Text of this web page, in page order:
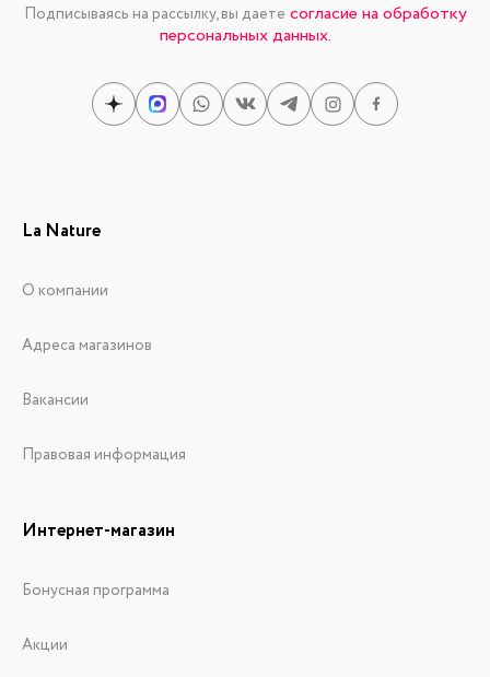
Подписываясь на рассылку, вы даете согласие на обработку
персональных данных.
La Nature
О компании
Адреса магазинов
Вакансии
Правовая информация
Интернет-магазин
Бонусная программа
Акции